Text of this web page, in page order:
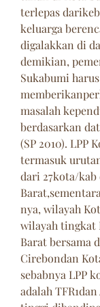
terlepas
keluarga
digalakkan di
demikian,
Sukabumi
masalah
berdasarkan
(SP 2010). LPP
termasuk
dari 27kota/kab
nya, wilayah
wilayah tingkat
Barat bersama
Cirebondan
sebabnya LPP
adalah